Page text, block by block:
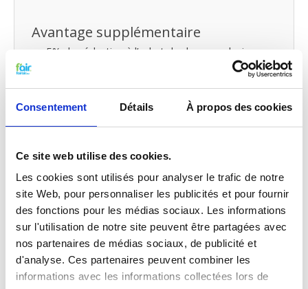
Consentement Détails À propos des cookies
Ce site web utilise des cookies.
Les cookies sont utilisés pour analyser le trafic de notre
site Web, pour personnaliser les publicités et pour fournir
des fonctions pour les médias sociaux. Les informations
sur l'utilisation de notre site peuvent être partagées avec
nos partenaires de médias sociaux, de publicité et
d'analyse. Ces partenaires peuvent combiner les
informations avec les informations collectées lors de
Avantage supplémentaire
5% de réduction à l’achat de deux ou plusieurs
mécanique avec récupération de
Vous pouvez facilement remplacer et remettre les
filtres VMC de fairair pour DANTHERM HCV460
vous-même dans votre ventilation mécanique avec
récupération de chaleur. Consultez
notre manuelpour remplacer votre filtre pour
ventilation mécanique avec récupération de chaleur.
Vous pouvez également faire unpetit entretien